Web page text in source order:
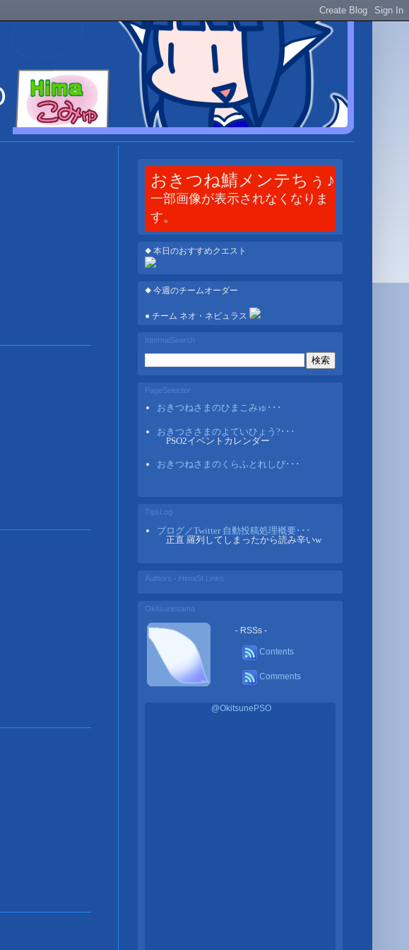
おきつね鯖メンテちぅ♪
一部画像が表示されなくなりま
す。
◆ 本日のおすすめクエスト
◆ 今週のチームオーダー
● チーム ネオ・ネビュラス
InternalSearch
PageSelector
おきつねさまのひまこみゅ･･･
おきつささまのよていひょう?･･･
PSO2イベントカレンダー
おきつねさまのくらふとれしぴ･･･
TipsLog
ブログ／Twitter 自動投稿処理概要･･･
正直 羅列してしまったから読み辛いw
Authors - HimaSt Links
Okitsunesama
- RSSs -
Contents
Comments
@OkitsunePSO